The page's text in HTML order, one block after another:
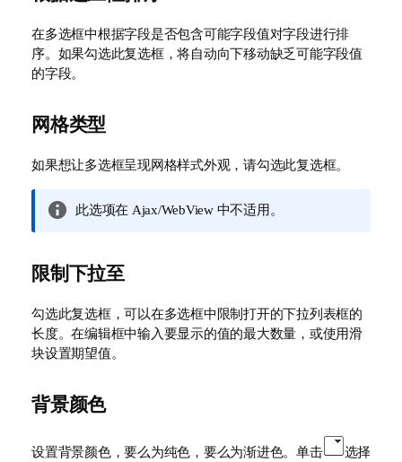
在多选框中根据字段是否包含可能字段值对字段进行排
序。如果勾选此复选框，将自动向下移动缺乏可能字段值
的字段。
网格类型
如果想让多选框呈现网格样式外观，请勾选此复选框。
信
释
此选项在 Ajax/WebView 中不适用。
限制下拉至
勾选此复选框，可以在多选框中限制打开的下拉列表框的
长度。在编辑框中输入要显示的值的最大数量，或使用滑
块设置期望值。
背景颜色
设置背景颜色，要么为纯色，要么为渐进色。单击
选择